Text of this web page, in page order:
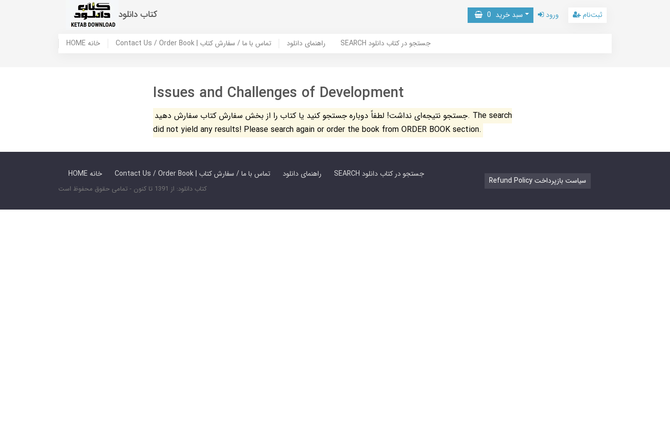
کتاب دانلود سبد خرید 0 ورود ثبت‌نام
HOME خانه Contact Us / Order Book | تماس با ما / سفارش کتاب راهنمای دانلود SEARCH جستجو در کتاب دانلود
Issues and Challenges of Development
جستجو نتیجه‌ای نداشت! لطفاً دوباره جستجو کنید یا کتاب را از بخش سفارش کتاب سفارش دهید. The search
did not yield any results! Please search again or order the book from ORDER BOOK section.
HOME خانه Contact Us / Order Book | تماس با ما / سفارش کتاب راهنمای دانلود SEARCH جستجو در کتاب دانلود
کتاب دانلود: از 1391 تا کنون - تمامی حقوق محفوظ است
Refund Policy سیاست بازپرداخت